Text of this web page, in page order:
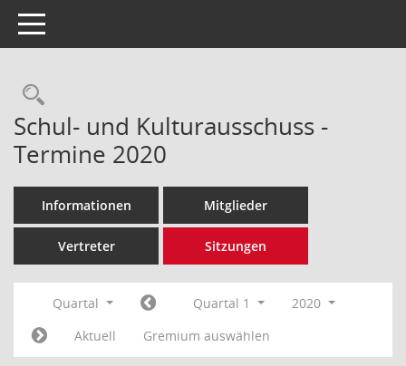
Toggle navigation
Rechercheauswahl
Schul- und Kulturausschuss -
Termine 2020
Informationen Mitglieder
Vertreter Sitzungen
Quartal Quartal 1
2020
Aktuell
Gremium auswählen